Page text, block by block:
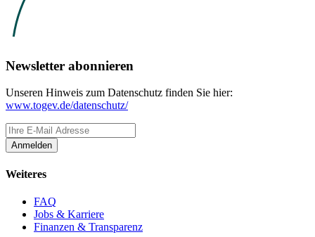
Newsletter abonnieren
Unseren Hinweis zum Datenschutz finden Sie hier:
www.togev.de/datenschutz/
Anmelden
Weiteres
FAQ
Jobs & Karriere
Finanzen & Transparenz